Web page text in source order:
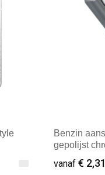
Benzin
gepolijst
vanaf € 2,31